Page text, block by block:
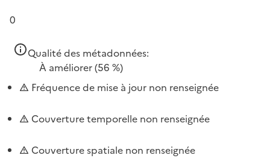
0
Qualité des métadonnées:
À améliorer(56 %)
Fréquence de mise à jour non renseignée
Couverture temporelle non renseignée
Couverture spatiale non renseignée